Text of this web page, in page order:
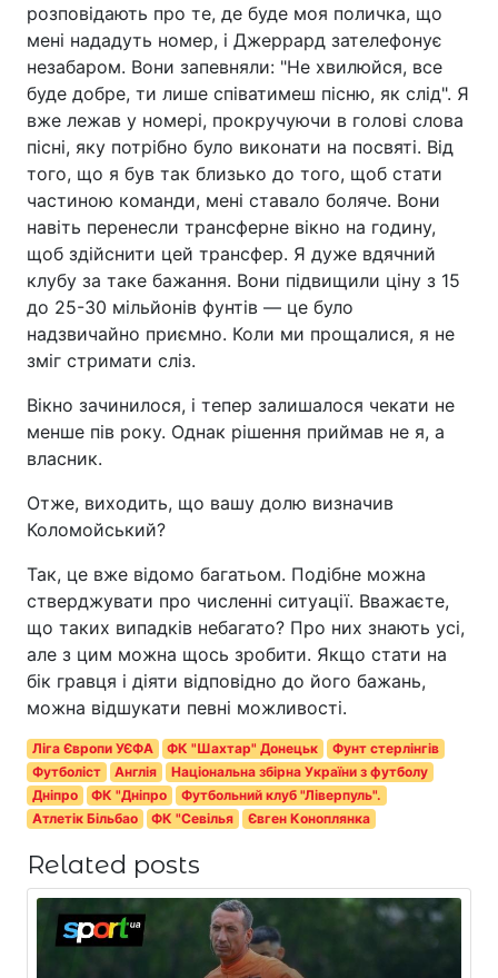
розповідають про те, де буде моя поличка, що
мені нададуть номер, і Джеррард зателефонує
незабаром. Вони запевняли: "Не хвилюйся, все
буде добре, ти лише співатимеш пісню, як слід". Я
вже лежав у номері, прокручуючи в голові слова
пісні, яку потрібно було виконати на посвяті. Від
того, що я був так близько до того, щоб стати
частиною команди, мені ставало боляче. Вони
навіть перенесли трансферне вікно на годину,
щоб здійснити цей трансфер. Я дуже вдячний
клубу за таке бажання. Вони підвищили ціну з 15
до 25-30 мільйонів фунтів — це було
надзвичайно приємно. Коли ми прощалися, я не
зміг стримати сліз.
Вікно зачинилося, і тепер залишалося чекати не
менше пів року. Однак рішення приймав не я, а
власник.
Отже, виходить, що вашу долю визначив
Коломойський?
Так, це вже відомо багатьом. Подібне можна
стверджувати про численні ситуації. Вважаєте,
що таких випадків небагато? Про них знають усі,
але з цим можна щось зробити. Якщо стати на
бік гравця і діяти відповідно до його бажань,
можна відшукати певні можливості.
Ліга Європи УЄФА ФК "Шахтар" Донецьк
Фунт стерлінгів
Футболіст
Англія
Національна збірна України з футболу
Дніпро
ФК "Дніпро
Футбольний клуб "Ліверпуль".
Атлетік Більбао
ФК "Севілья Євген Коноплянка
Related posts